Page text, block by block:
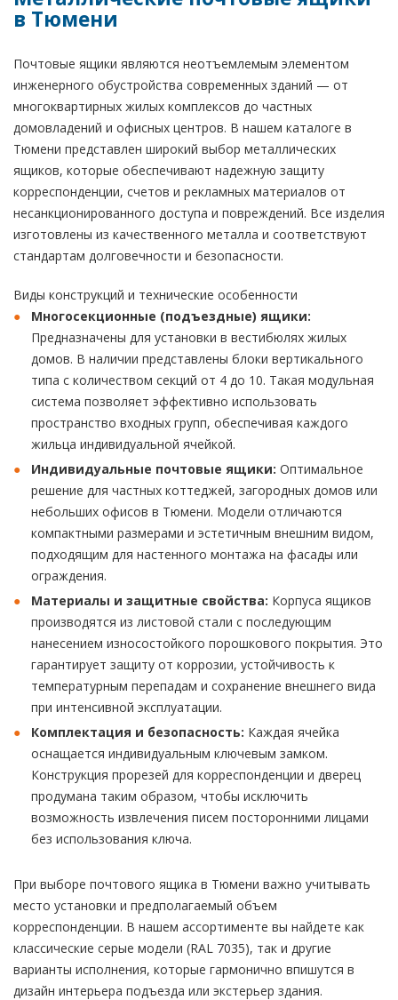
в Тюмени
Почтовые ящики являются неотъемлемым элементом
инженерного обустройства современных зданий — от
многоквартирных жилых комплексов до частных
домовладений и офисных центров. В нашем каталоге в
Тюмени представлен широкий выбор металлических
ящиков, которые обеспечивают надежную защиту
корреспонденции, счетов и рекламных материалов от
несанкционированного доступа и повреждений. Все изделия
изготовлены из качественного металла и соответствуют
стандартам долговечности и безопасности.
Виды конструкций и технические особенности
Многосекционные (подъездные) ящики:
Предназначены для установки в вестибюлях жилых
домов. В наличии представлены блоки вертикального
типа с количеством секций от 4 до 10. Такая модульная
система позволяет эффективно использовать
пространство входных групп, обеспечивая каждого
жильца индивидуальной ячейкой.
Индивидуальные почтовые ящики: Оптимальное
решение для частных коттеджей, загородных домов или
небольших офисов в Тюмени. Модели отличаются
компактными размерами и эстетичным внешним видом,
подходящим для настенного монтажа на фасады или
ограждения.
Материалы и защитные свойства: Корпуса ящиков
производятся из листовой стали с последующим
нанесением износостойкого порошкового покрытия. Это
гарантирует защиту от коррозии, устойчивость к
температурным перепадам и сохранение внешнего вида
при интенсивной эксплуатации.
Комплектация и безопасность: Каждая ячейка
оснащается индивидуальным ключевым замком.
Конструкция прорезей для корреспонденции и дверец
продумана таким образом, чтобы исключить
возможность извлечения писем посторонними лицами
без использования ключа.
При выборе почтового ящика в Тюмени важно учитывать
место установки и предполагаемый объем
корреспонденции. В нашем ассортименте вы найдете как
классические серые модели (RAL 7035), так и другие
варианты исполнения, которые гармонично впишутся в
дизайн интерьера подъезда или экстерьер здания.